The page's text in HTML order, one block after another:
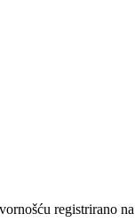
registrirano